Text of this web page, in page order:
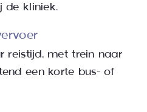
de kliniek.
reistijd, met trein naar
een korte bus- of